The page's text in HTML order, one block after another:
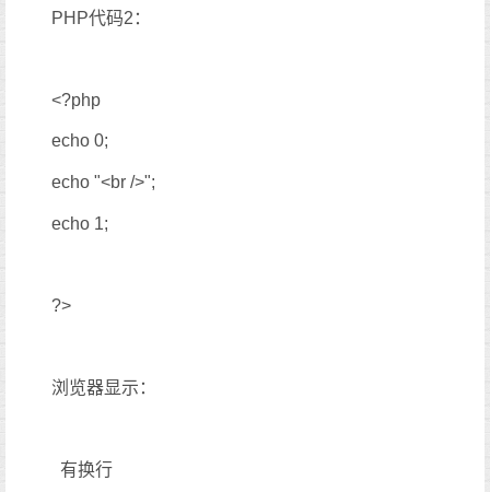
PHP代码2：
<?php
echo 0;
echo "<br />";
echo 1;
?>
浏览器显示：
有换行